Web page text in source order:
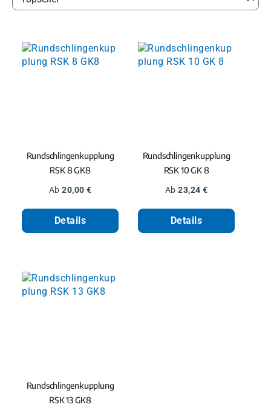
Rundschlingenkupplung
RSK 8 GK8
Regulärer Preis:
Ab 20,00 €
Details
Rundschlingenkupplung
RSK 10 GK 8
Regulärer Preis:
Ab 23,24 €
Details
Rundschlingenkupplung
RSK 13 GK8